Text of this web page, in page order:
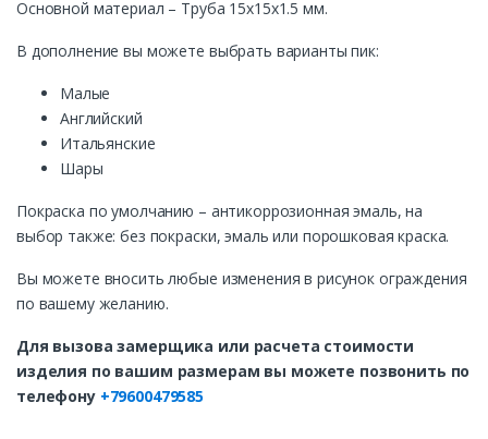
Основной материал – Труба 15x15x1.5 мм.
В дополнение вы можете выбрать варианты пик:
Малые
Английский
Итальянские
Шары
Покраска по умолчанию – антикоррозионная эмаль, на
выбор также: без покраски, эмаль или порошковая краска.
Вы можете вносить любые изменения в рисунок ограждения
по вашему желанию.
Для вызова замерщика или расчета стоимости
изделия по вашим размерам вы можете позвонить по
телефону +79600479585